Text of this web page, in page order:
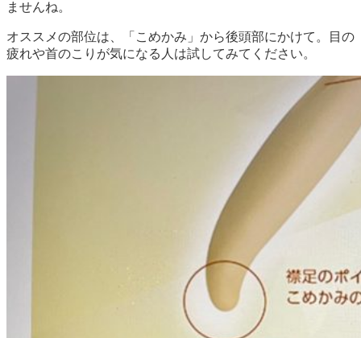
ませんね。
オススメの部位は、「こめかみ」から後頭部にかけて。目の
疲れや首のこりが気になる人は試してみてください。